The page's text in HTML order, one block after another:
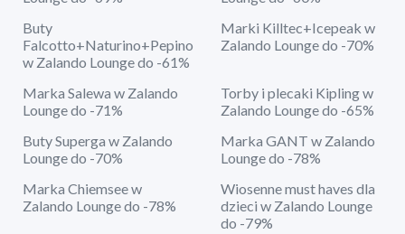
Buty
Falcotto+Naturino+Pepino
w Zalando Lounge do -61%
Marki Killtec+Icepeak w
Zalando Lounge do -70%
Marka Salewa w Zalando
Lounge do -71%
Torby i plecaki Kipling w
Zalando Lounge do -65%
Buty Superga w Zalando
Lounge do -70%
Marka GANT w Zalando
Lounge do -78%
Marka Chiemsee w
Zalando Lounge do -78%
Wiosenne must haves dla
dzieci w Zalando Lounge
do -79%